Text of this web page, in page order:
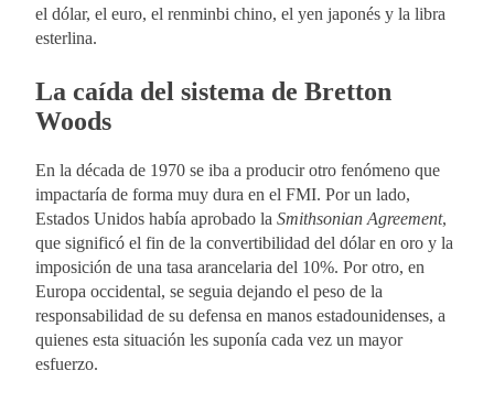
el dólar, el euro, el renminbi chino, el yen japonés y la libra
esterlina.
La caída del sistema de Bretton
Woods
En la década de 1970 se iba a producir otro fenómeno que
impactaría de forma muy dura en el FMI. Por un lado,
Estados Unidos había aprobado la Smithsonian Agreement,
que significó el fin de la convertibilidad del dólar en oro y la
imposición de una tasa arancelaria del 10%. Por otro, en
Europa occidental, se seguia dejando el peso de la
responsabilidad de su defensa en manos estadounidenses, a
quienes esta situación les suponía cada vez un mayor
esfuerzo.